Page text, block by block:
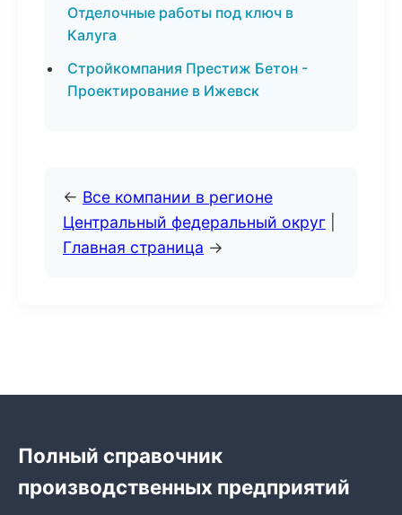
Отделочные работы под ключ в
Калуга
Стройкомпания Престиж Бетон -
Проектирование в Ижевск
← Все компании в регионе
Центральный федеральный округ
Главная страница →
Полный справочник
производственных предприятий